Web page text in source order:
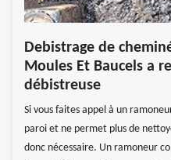
Debistrage de
Moules Et Baucels a
débistreuse
Si vous faites appel à un
paroi et ne permet plus de
donc nécessaire. Un ramoneur